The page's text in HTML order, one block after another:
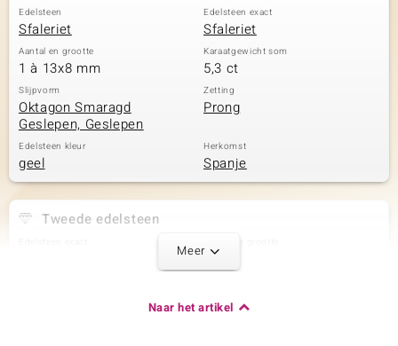
Edelsteen
Sfaleriet
Edelsteen exact
Sfaleriet
Aantal en grootte
1 à 13x8 mm
Karaatgewicht som
5,3 ct
Slijpvorm
Oktagon Smaragd
Geslepen, Geslepen
Zetting
Prong
Edelsteen kleur
geel
Herkomst
Spanje
Tweede edelsteen
2 à 2x1 mm
Baguette Treppenschliff
Meer
Naar het artikel